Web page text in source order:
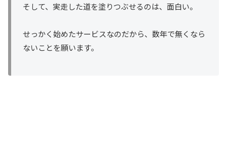
そして、実走した道を塗りつぶせるのは、面白い。
せっかく始めたサービスなのだから、数年で無くなら
ないことを願います。